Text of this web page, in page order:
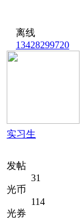
离线
13428299720
实习生
发帖
31
光币
114
光券